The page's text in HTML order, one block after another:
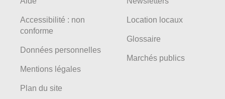
Accessibilité : non
conforme
Données personnelles
Mentions légales
Plan du site
Location locaux
Glossaire
Marchés publics